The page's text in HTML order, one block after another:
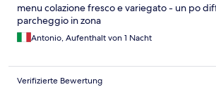
menu colazione fresco e variegato - un po
parcheggio in zona
Antonio, Aufenthalt von 1 Nacht
Verifizierte Bewertung